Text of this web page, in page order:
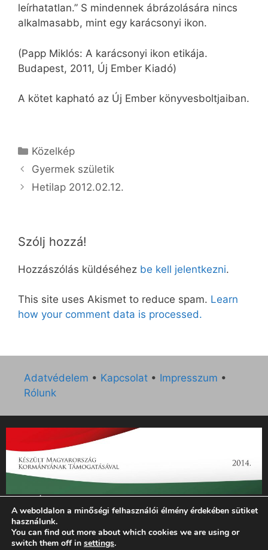
leírhatatlan.” S mindennek ábrázolására nincs
alkalmasabb, mint egy karácsonyi ikon.
(Papp Miklós: A karácsonyi ikon etikája.
Budapest, 2011, Új Ember Kiadó)
A kötet kapható az Új Ember könyvesboltjaiban.
Kategória
Közelkép
Gyermek születik
Hetilap 2012.02.12.
Szólj hozzá!
Hozzászólás küldéséhez be kell jelentkezni.
This site uses Akismet to reduce spam. Learn
how your comment data is processed.
Adatvédelem • Kapcsolat • Impresszum •
Rólunk
„Az Új Ember katolikus hetilap 2014. évi működésének
támogatását az EGYH-KCP-14-P-0121 sz. támogatási
szerződés keretében 3 000 000 Ft összegben támogatta az
Emberi Erőforrások Minisztériuma.”
A weboldalon a minőségi felhasználói élmény érdekében sütiket
használunk.
You can find out more about which cookies we are using or
switch them off in settings.